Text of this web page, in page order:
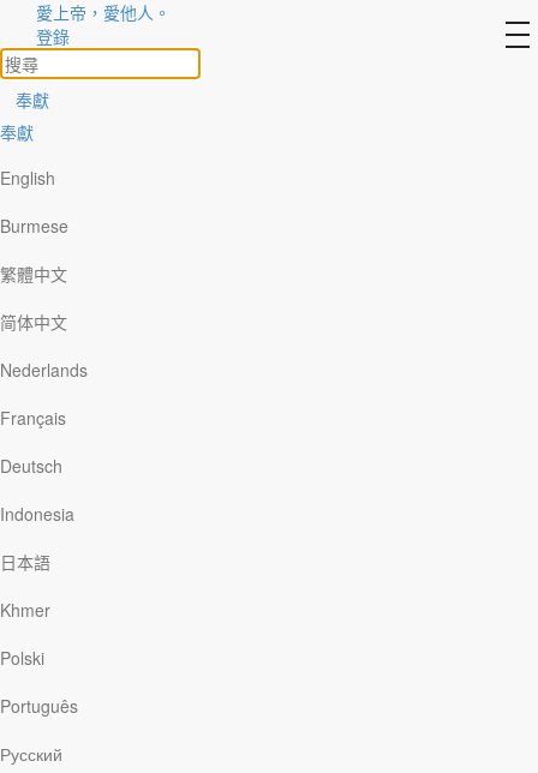
愛上帝，愛他人。
登錄
奉獻
奉獻
English
Burmese
繁體中文
简体中文
Nederlands
Français
Deutsch
Indonesia
日本語
Khmer
Polski
Português
Русский
靈修文章 4
廣東話
國語
聖父啊，祢已經把祢的名賜給我，求祢用這名的大能保護他們，使
地為基督作見證。」在講述他的家庭生活以及職業生涯之後，訃聞
提及，在他去世之前將近十年的日子裡，他的健康狀況不斷惡化。
訃聞的結尾則說：「他……住院期間……被譽為『那位注重禱告的